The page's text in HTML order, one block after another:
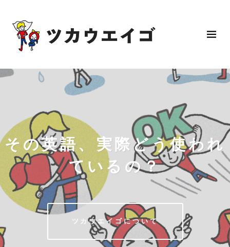
その英語、実際どう使われ
ているの？
ツカウエイゴについて